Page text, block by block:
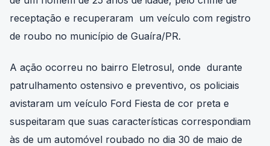
receptação e recuperaram um veículo com registro
de roubo no município de Guaíra/PR.
A ação ocorreu no bairro Eletrosul, onde durante
patrulhamento ostensivo e preventivo, os policiais
avistaram um veículo Ford Fiesta de cor preta e
suspeitaram que suas características correspondiam
às de um automóvel roubado no dia 30 de maio de